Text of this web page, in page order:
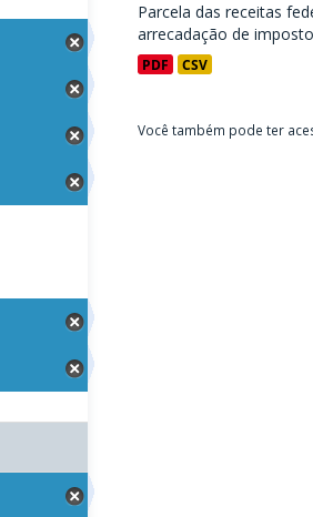
Parcela das receitas
arrecadação de
PDF CSV
Você também pode ter